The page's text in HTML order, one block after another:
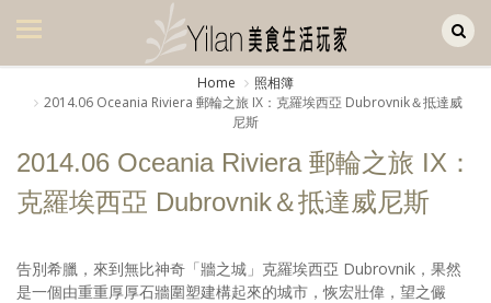
美食集
美飲集
廚房集
旅遊集
生活風
Home
照相簿
2014.06 Oceania Riviera 郵輪之旅 IX：克羅埃西亞 Dubrovnik＆抵達威
尼斯
2014.06 Oceania Riviera 郵輪之旅 IX：
克羅埃西亞 Dubrovnik＆抵達威尼斯
告別希臘，來到無比神奇「牆之城」克羅埃西亞 Dubrovnik，果然
是一個由重重厚厚石牆圍塑建構起來的城市，恢宏壯偉，望之儼